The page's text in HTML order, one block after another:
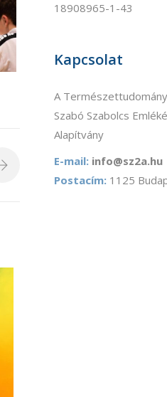
18908965-1-43
Kapcsolat
A
Szabó Szabolcs
Alapítvány
E-mail: info@sz2a.hu
Postacím: 1125